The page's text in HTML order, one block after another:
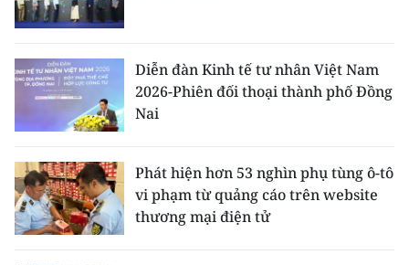
Diễn đàn Kinh tế tư nhân Việt Nam
2026-Phiên đối thoại thành phố Đồng
Nai
Phát hiện hơn 53 nghìn phụ tùng ô-tô
vi phạm từ quảng cáo trên website
thương mại điện tử